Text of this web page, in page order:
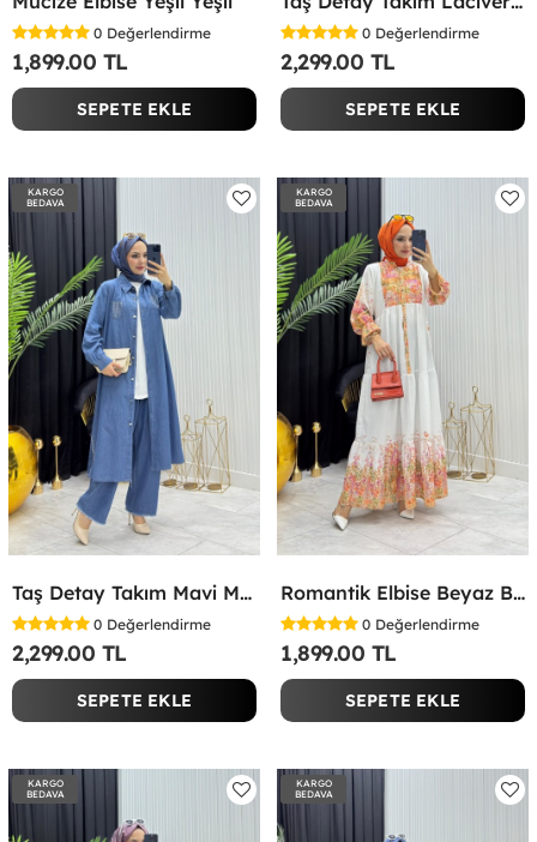
0 Değerlendirme
1,899.00 TL
SEPETE EKLE
0 Değerlendirme
2,299.00 TL
SEPETE EKLE
KARGO
BEDAVA
Taş Detay Takım Mavi Mavi
0 Değerlendirme
2,299.00 TL
SEPETE EKLE
KARGO
BEDAVA
Romantik Elbise Beyaz Beyaz
0 Değerlendirme
1,899.00 TL
SEPETE EKLE
KARGO
BEDAVA
KARGO
BEDAVA